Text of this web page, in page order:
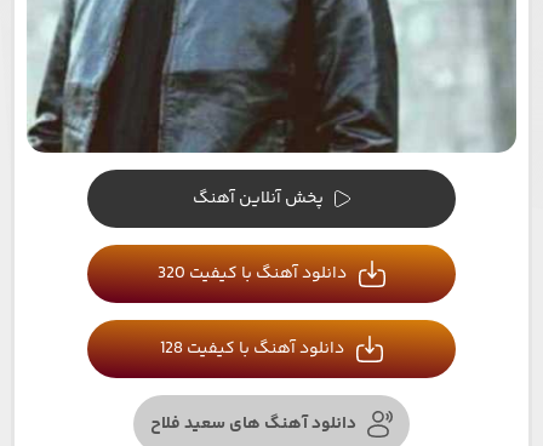
پخش آنلاین آهنگ
دانلود آهنگ با کیفیت 320
دانلود آهنگ با کیفیت 128
دانلود آهنگ های سعید فلاح